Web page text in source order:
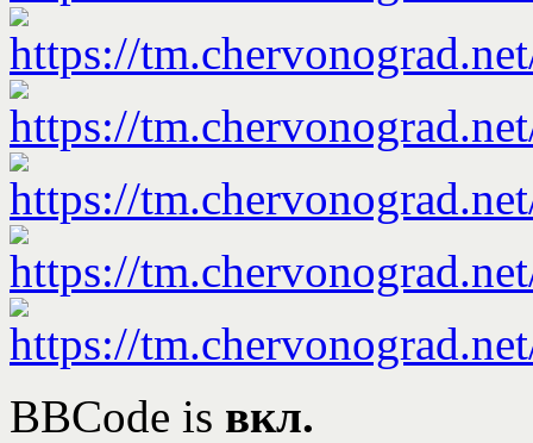
BBCode is вкл.